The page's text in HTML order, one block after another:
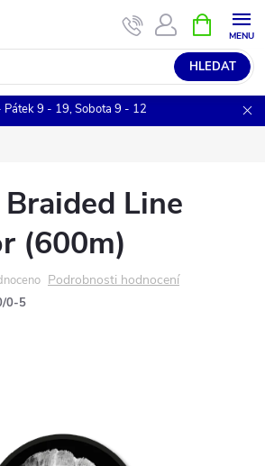
HLEDAT
NÁKUPNÍ
KOŠÍK
9 - 19, Sobota 9 - 12
Line
(600m)
Podrobnosti hodnocení
0-5